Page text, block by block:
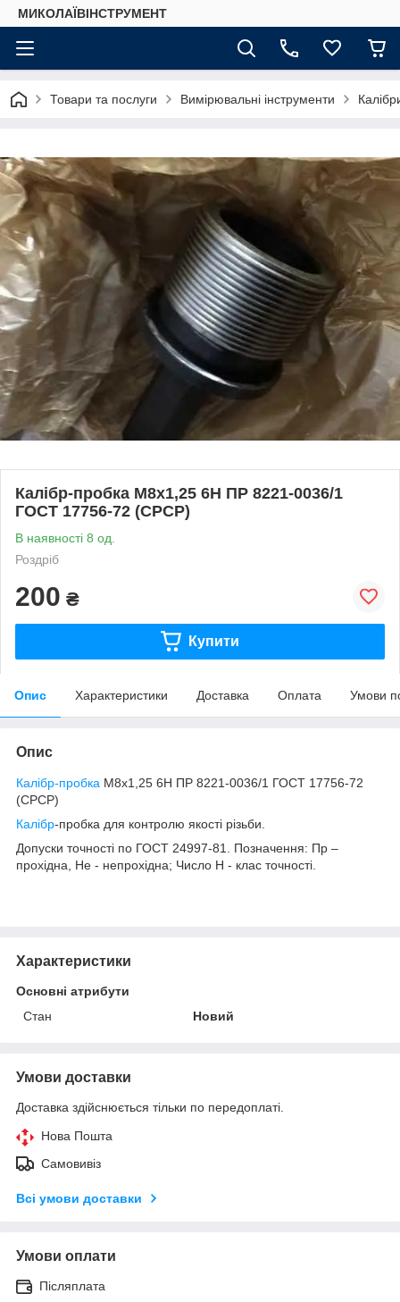
МИКОЛАЇВІНСТРУМЕНТ
Товари та послуги Вимірювальні інструменти
Калібр-пробка М8х1,25 6Н ПР 8221-0036/1
ГОСТ 17756-72 (СРСР)
В наявності 8 од.
Роздріб
200 ₴
Купити
Опис Характеристики Доставка Оплата Умови
Опис
Калібр-пробка М8х1,25 6Н ПР 8221-0036/1 ГОСТ 17756-72
(СРСР)
Калібр-пробка для контролю якості різьби.
Допуски точності по ГОСТ 24997-81. Позначення: Пр –
прохідна, Не - непрохідна; Число Н - клас точності.
Характеристики
Основні атрибути
Стан
Новий
Умови доставки
Доставка здійснюється тільки по передоплаті.
Нова Пошта
Самовивіз
Всі умови доставки
Умови оплати
Післяплата